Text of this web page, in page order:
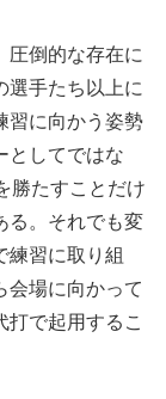
倒的な存在に
選手たち以上に
習に向かう姿勢
としてではな
勝たすことだけ
る。それでも変
練習に取り組
会場に向かって
打で起用するこ